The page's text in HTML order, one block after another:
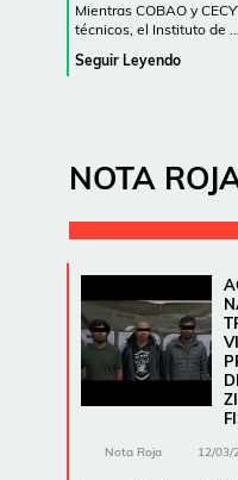
Mientras COBAO y
técnicos, el Instituto de …
Seguir Leyendo
NOTA
Nota Roja 12/03/